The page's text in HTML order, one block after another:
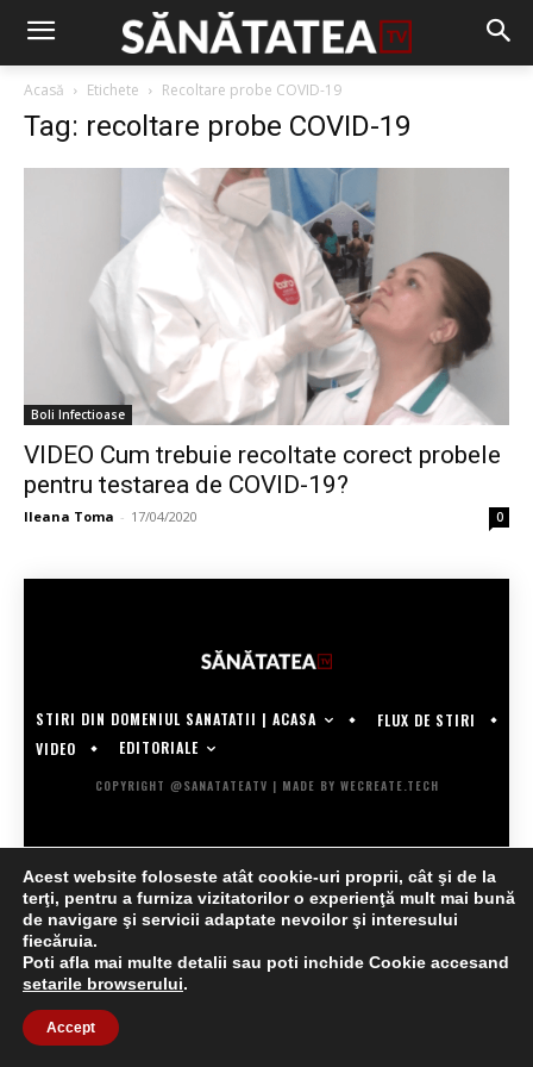
Acasă Etichete Recoltare probe COVID-19
Tag: recoltare probe COVID-19
Boli Infectioase
VIDEO Cum trebuie recoltate corect probele
pentru testarea de COVID-19?
Ileana Toma - 17/04/2020 0
STIRI DIN DOMENIUL SANATATII | ACASA
FLUX DE STIRI
VIDEO
EDITORIALE
COPYRIGHT @SANATATEATV | MADE BY WECREATE.TECH
Acest website foloseste atât cookie-uri proprii, cât şi de la
terţi, pentru a furniza vizitatorilor o experienţă mult mai bună
de navigare şi servicii adaptate nevoilor şi interesului
fiecăruia.
Poti afla mai multe detalii sau poti inchide Cookie accesand
setarile browserului.
Accept